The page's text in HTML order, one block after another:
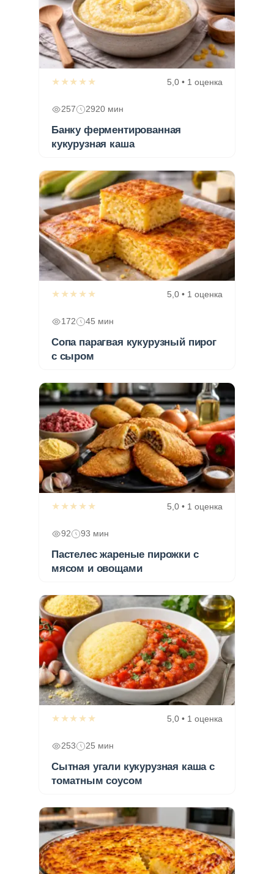
★★★★★ 5,0 • 1 оценка
257 2920 мин
Банку ферментированная
кукурузная каша
★★★★★ 5,0 • 1 оценка
172 45 мин
Сопа парагвая кукурузный пирог
с сыром
★★★★★ 5,0 • 1 оценка
92 93 мин
Пастелес жареные пирожки с
мясом и овощами
★★★★★ 5,0 • 1 оценка
253 25 мин
Сытная угали кукурузная каша с
томатным соусом